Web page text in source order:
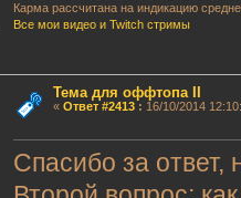
Карма рассчитана на индикацию
Все мои видео и Twitch стримы
Тема для оффтопа II
« Ответ #2413: 16/10/2014
Спасибо за ответ,